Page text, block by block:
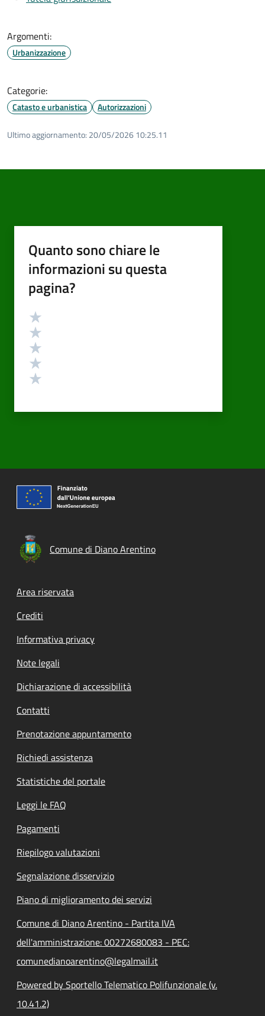
Argomenti:
Urbanizzazione
Categorie:
Catasto e urbanistica Autorizzazioni
Ultimo aggiornamento: 20/05/2026 10:25.11
Quanto sono chiare le
informazioni su questa
pagina?
Valutazione
Comune di Diano Arentino
Footer menu
Area riservata
Crediti
Informativa privacy
Note legali
Dichiarazione di accessibilità
Contatti
Prenotazione appuntamento
Richiedi assistenza
Statistiche del portale
Leggi le FAQ
Pagamenti
Riepilogo valutazioni
Segnalazione disservizio
Piano di miglioramento dei servizi
Comune di Diano Arentino - Partita IVA
dell'amministrazione: 00272680083 - PEC:
comunedianoarentino@legalmail.it
Powered by Sportello Telematico Polifunzionale (v.
10.41.2)